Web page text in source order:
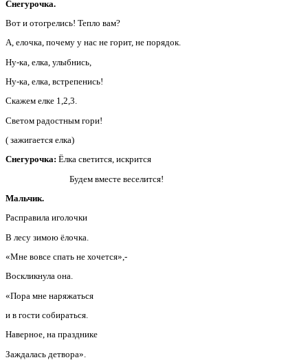
Снегурочка.
Вот и отогрелись! Тепло вам?
А, елочка, почему у нас не горит, не порядок.
Ну-ка, елка, улыбнись,
Ну-ка, елка, встрепенись!
Скажем елке 1,2,3.
Светом радостным гори!
( зажигается елка)
Снегурочка: Ёлка светится, искрится
Будем вместе веселится!
Мальчик.
Расправила иголочки
В лесу зимою ёлочка.
«Мне вовсе спать не хочется»,-
Воскликнула она.
«Пора мне наряжаться
и в гости собираться.
Наверное, на празднике
Заждалась детвора».